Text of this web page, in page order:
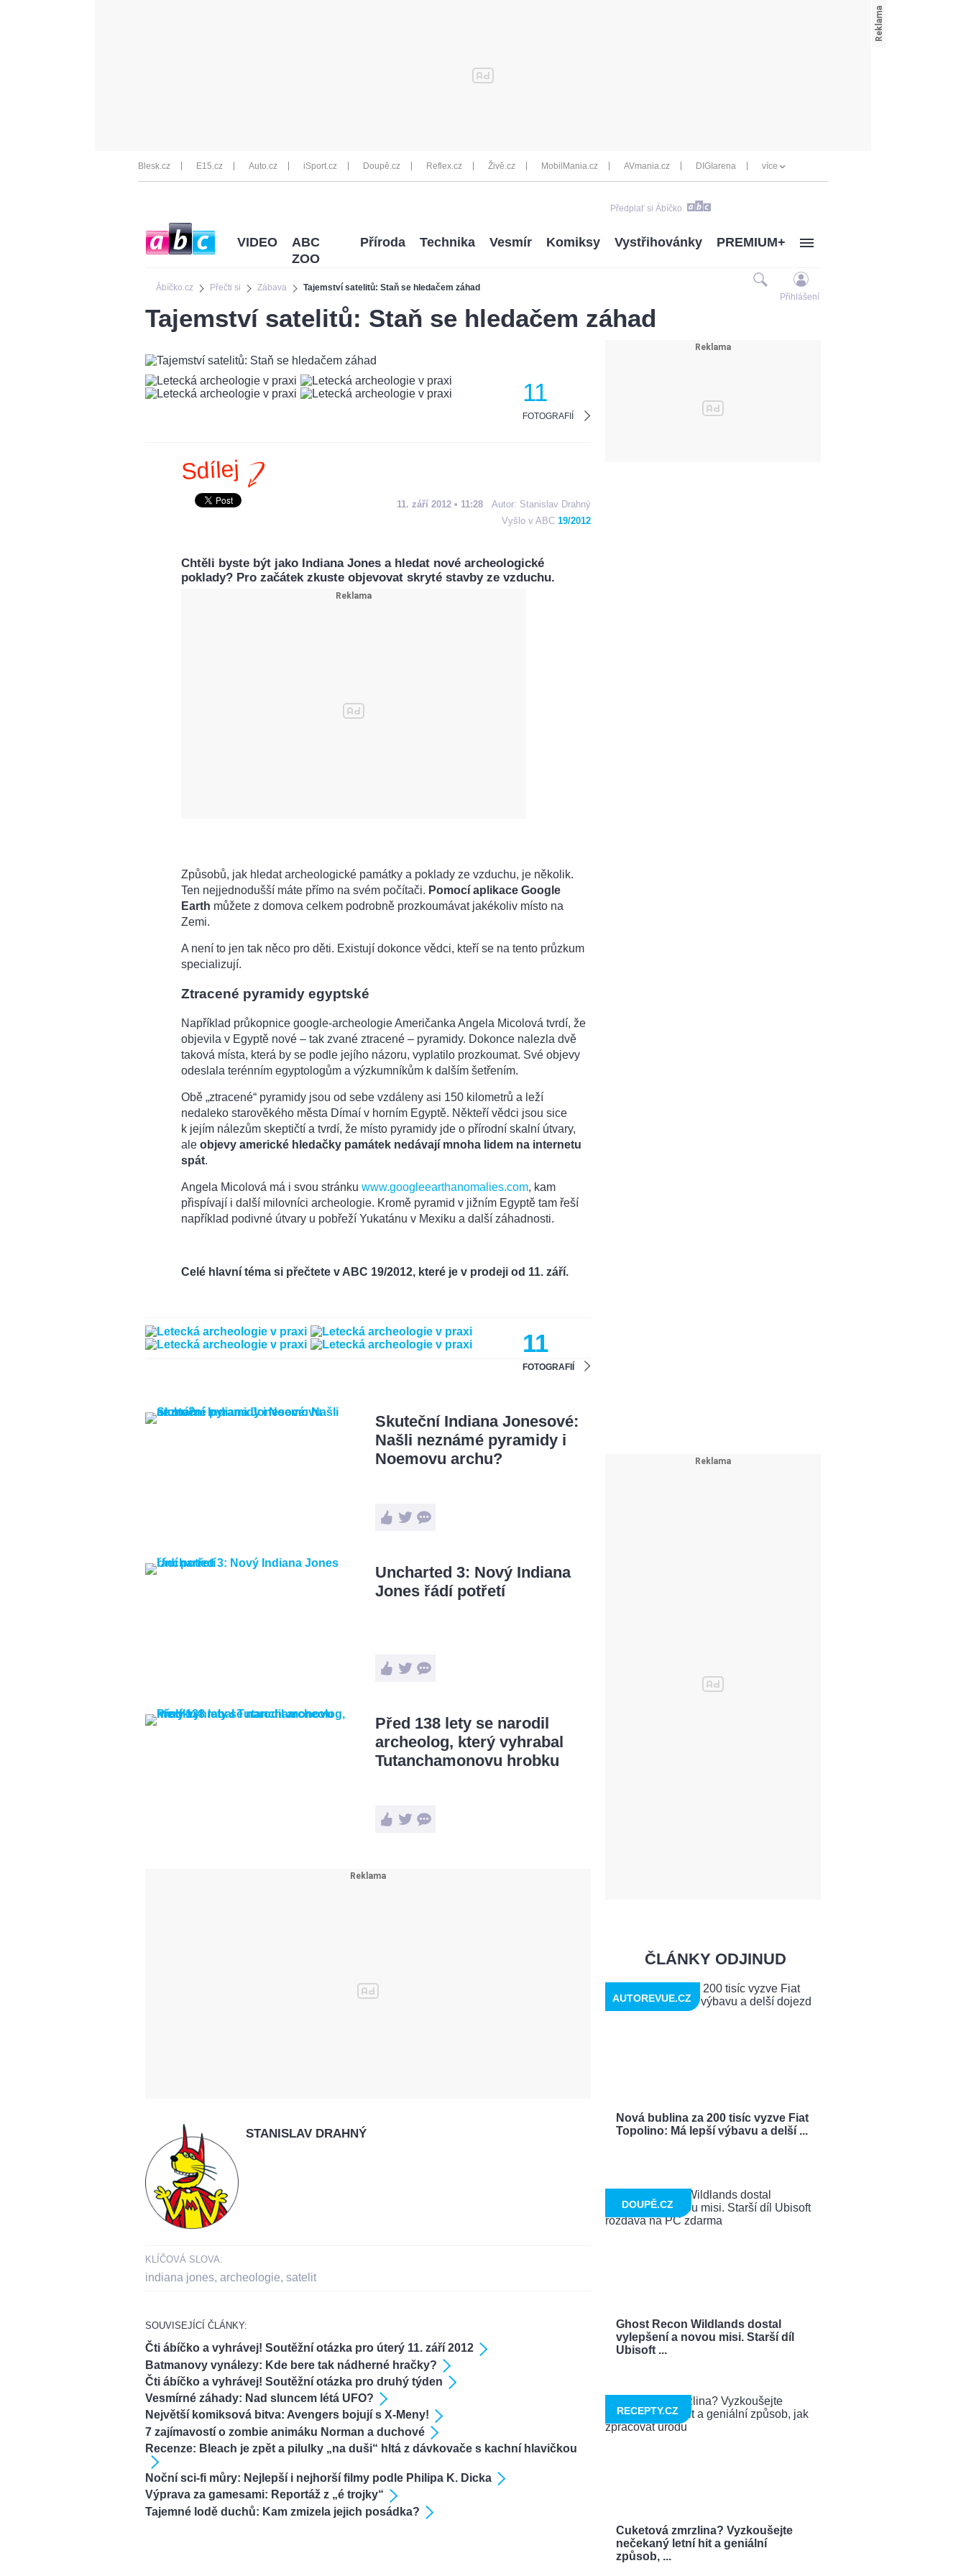
Blesk.cz E15.cz Auto.cz iSport.cz Doupě.cz Reflex.cz Živě.cz MobilMania.cz AVmania.cz DIGIarena více
Předplať si Ábíčko
Ábíčko.cz Přečti si Zábava Tajemství satelitů: Staň se hledačem záhad
VIDEO
ABC
ZOO
Příroda Technika Vesmír Komiksy Vystřihovánky PREMIUM+
Přihlášení
Tajemství satelitů: Staň se hledačem záhad
11
FOTOGRAFIÍ
Sdílej
11. září 2012 • 11:28 Autor: Stanislav Drahný
Vyšlo v ABC 19/2012
Chtěli byste být jako Indiana Jones a hledat nové archeologické
poklady? Pro začátek zkuste objevovat skryté stavby ze vzduchu.
Způsobů, jak hledat archeologické památky a poklady ze vzduchu, je několik.
Ten nejjednodušší máte přímo na svém počítači. Pomocí aplikace Google
Earth můžete z domova celkem podrobně prozkoumávat jakékoliv místo na
Zemi.
A není to jen tak něco pro děti. Existují dokonce vědci, kteří se na tento průzkum
specializují.
Ztracené pyramidy egyptské
Například průkopnice google-archeologie Američanka Angela Micolová tvrdí, že
objevila v Egyptě nové – tak zvané ztracené – pyramidy. Dokonce nalezla dvě
taková místa, která by se podle jejího názoru, vyplatilo prozkoumat. Své objevy
odeslala terénním egyptologům a výzkumníkům k dalším šetřením.
Obě „ztracené“ pyramidy jsou od sebe vzdáleny asi 150 kilometrů a leží
nedaleko starověkého města Dímaí v horním Egyptě. Někteří vědci jsou sice
k jejím nálezům skeptičtí a tvrdí, že místo pyramidy jde o přírodní skalní útvary,
ale objevy americké hledačky památek nedávají mnoha lidem na internetu
spát.
Angela Micolová má i svou stránku www.googleearthanomalies.com, kam
přispívají i další milovníci archeologie. Kromě pyramid v jižním Egyptě tam řeší
například podivné útvary u pobřeží Yukatánu v Mexiku a další záhadnosti.
Celé hlavní téma si přečtete v ABC 19/2012, které je v prodeji od 11. září.
11
FOTOGRAFIÍ
Skuteční Indiana Jonesové:
Našli neznámé pyramidy i
Noemovu archu?
Uncharted 3: Nový Indiana
Jones řádí potřetí
Před 138 lety se narodil
archeolog, který vyhrabal
Tutanchamonovu hrobku
STANISLAV DRAHNÝ
KLÍČOVÁ SLOVA:
indiana jones, archeologie, satelit
SOUVISEJÍCÍ ČLÁNKY:
Čti ábíčko a vyhrávej! Soutěžní otázka pro úterý 11. září 2012
Batmanovy vynálezy: Kde bere tak nádherné hračky?
Čti ábíčko a vyhrávej! Soutěžní otázka pro druhý týden
Vesmírné záhady: Nad sluncem létá UFO?
Největší komiksová bitva: Avengers bojují s X-Meny!
7 zajímavostí o zombie animáku Norman a duchové
Recenze: Bleach je zpět a pilulky „na duši“ hltá z dávkovače s kachní hlavičkou
Noční sci-fi můry: Nejlepší i nejhorší filmy podle Philipa K. Dicka
Výprava za gamesami: Reportáž z „é trojky“
Tajemné lodě duchů: Kam zmizela jejich posádka?
ČLÁNKY ODJINUD
Nová bublina za 200 tisíc vyzve Fiat
Topolino: Má lepší výbavu a delší ...
AUTOREVUE.CZ
Ghost Recon Wildlands dostal
vylepšení a novou misi. Starší díl
Ubisoft ...
DOUPĚ.CZ
Cuketová zmrzlina? Vyzkoušejte
nečekaný letní hit a geniální
způsob, ...
RECEPTY.CZ